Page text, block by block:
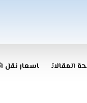
المقالات اسعار نقل